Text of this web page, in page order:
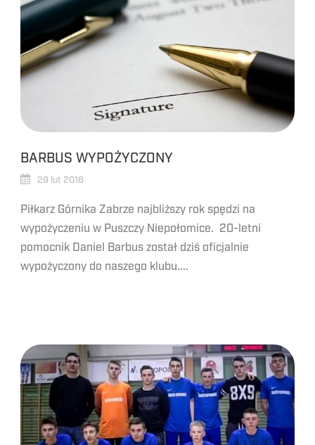
BARBUS WYPOŻYCZONY
29 lut 2016
Piłkarz Górnika Zabrze najbliższy rok spędzi na
wypożyczeniu w Puszczy Niepołomice. 20-letni
pomocnik Daniel Barbus został dziś oficjalnie
wypożyczony do naszego klubu....